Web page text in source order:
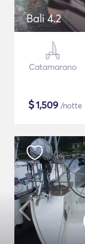
Bali 4.2
Catamarano
$1,509 /notte